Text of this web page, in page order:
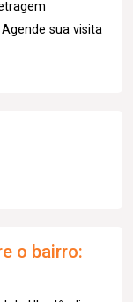
sua visita
o bairro: